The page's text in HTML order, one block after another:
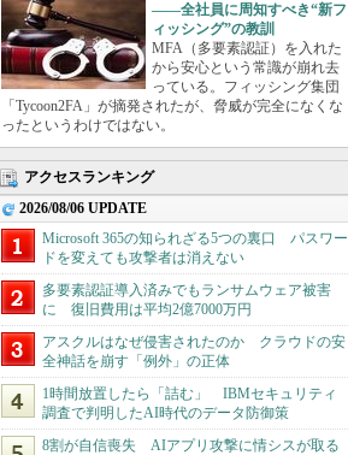
――全社員に周知すべき“新フ
ィッシング”の教訓
MFA（多要素認証）を入れた
から安心という常識が崩れ去
っている。フィッシング集団
「Tycoon2FA」が摘発されたが、脅威が完全になくな
ったというわけではない。
アクセスランキング
2026/08/06 UPDATE
Microsoft 365の知られざる5つの裏口 パスワー
ドを変えても攻撃者は消えない
多要素認証導入済みでもランサムウェア被害
に 復旧費用は平均2億7000万円
アスクルはなぜ侵害されたのか クラウドの安
全神話を崩す「例外」の正体
1時間放置したら「詰む」 IBMセキュリティ
調査で判明したAI時代のデータ防御策
8割が自信喪失 AIアプリ攻撃に情シスが取る